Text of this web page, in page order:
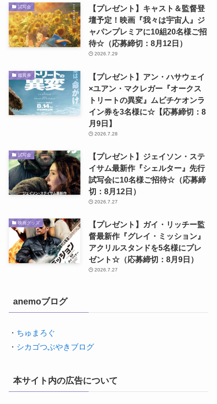
試写会
【プレゼント】キャスト＆監督登
壇予定！映画『我々は宇宙人』ジ
ャパンプレミアに10組20名様ご招
待☆（応募締切：8月12日）
2026.7.29
鑑賞券
【プレゼント】アン・ハサウェイ
×ユアン・マクレガー『オークス
トリートの異変』ムビチケオンラ
イン券を3名様に☆【応募締切：8
月9日】
2026.7.28
試写会
【プレゼント】ジェイソン・ステ
イサム最新作『シェルター』先行
試写会に10名様ご招待☆（応募締
切：8月12日）
2026.7.27
映画グッズ
【プレゼント】ガイ・リッチー監
督最新作『グレイ・ミッション』
アクリルスタンドを5名様にプレ
ゼント☆（応募締切：8月9日）
2026.7.27
anemoブログ
・ ちゅまろぐ
・ シカゴつぶやきブログ
本サイト内の広告について